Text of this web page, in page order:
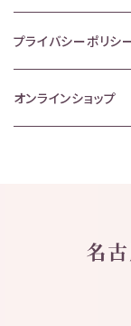
プライバシーポリシ
オンラインショップ